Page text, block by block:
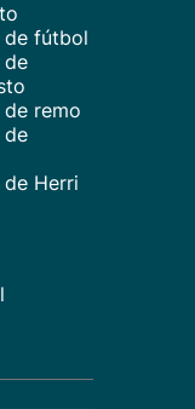
de fútbol
de
remo
de
Herri